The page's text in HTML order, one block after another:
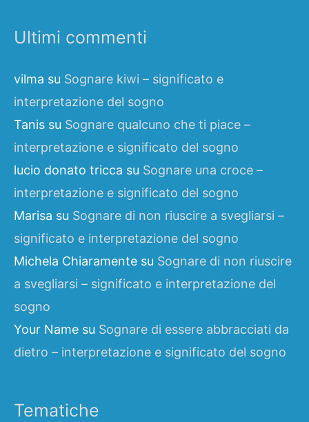
Ultimi commenti
vilma su Sognare kiwi – significato e
interpretazione del sogno
Tanis su Sognare qualcuno che ti piace –
interpretazione e significato del sogno
lucio donato tricca su Sognare una croce –
interpretazione e significato del sogno
Marisa su Sognare di non riuscire a svegliarsi –
significato e interpretazione del sogno
Michela Chiaramente su Sognare di non riuscire
a svegliarsi – significato e interpretazione del
sogno
Your Name su Sognare di essere abbracciati da
dietro – interpretazione e significato del sogno
Tematiche